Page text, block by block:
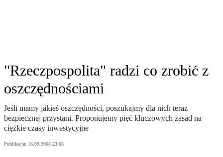
"Rzeczpospolita" radzi co zrobić z
oszczędnościami
Jeśli mamy jakieś oszczędności, poszukajmy dla nich teraz
bezpiecznej przystani. Proponujemy pięć kluczowych zasad na
ciężkie czasy inwestycyjne
Publikacja: 16.09.2008 23:08